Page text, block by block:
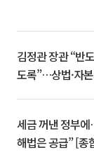
김정관 장관 “반
도록”…상법·자
세금 꺼낸 정부
해법은 공급” [종